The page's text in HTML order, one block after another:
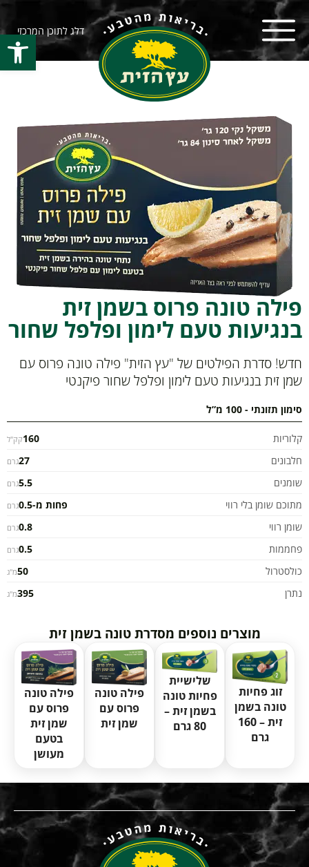
פתח
דלג לתוכן המרכזי
פילה טונה פרוס בשמן זית
בנגיעות טעם לימון ופלפל שחור
חדש! סדרת הפילטים של "עץ הזית" פילה טונה פרוס עם
שמן זית בנגיעות טעם לימון ופלפל שחור פיקנטי
סימון תזונתי - 100 מ”ל
קלוריות 160קק"ל
חלבונים 27גרם
שומנים 5.5גרם
מתוכם שומן בלי רווי פחות מ-0.5 גרם
שומן רווי 0.8גרם
פחממות 0.5גרם
כולסטרול 50מ"ג
נתרן 395מ"ג
מוצרים נוספים מסדרת טונה בשמן זית
זוג פחיות
טונה בשמן
זית – 160
גרם
שלישיית
פחיות טונה
בשמן זית –
80 גרם
פילה טונה
פרוס עם
שמן זית
פילה טונה
פרוס עם
שמן זית
בטעם
מעושן